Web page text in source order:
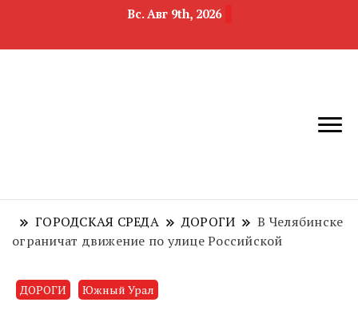
Вс. Авг 9th, 2026
область
недвижимости
ГОРОДСКАЯ СРЕДА ДОРОГИ
В Челябинске
ограничат движение по улице Российской
ДОРОГИ Южный Урал